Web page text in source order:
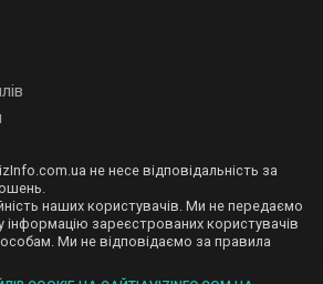
не несе відповідальність за
наших користувачів. Ми не передаємо
інформацію зареєстрованих користувачів
Ми не відповідаємо за правила
сайту представлена реклама Google